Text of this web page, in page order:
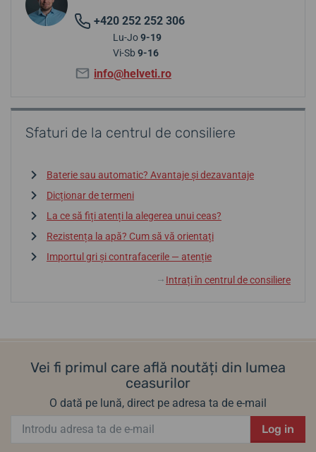
+420 252 252 306
Lu-Jo9-19
Vi-Sb 9-16
info@helveti.ro
Sfaturi de la centrul de consiliere
Baterie sau automatic? Avantaje și dezavantaje
Dicționar de termeni
La ce să fiți atenți la alegerea unui ceas?
Rezistența la apă? Cum să vă orientați
Importul gri și contrafacerile — atenție
↓ Intrați în centrul de consiliere
Vei fi primul care află noutăți din lumea
ceasurilor
O dată pe lună, direct pe adresa ta de e-mail
Log in